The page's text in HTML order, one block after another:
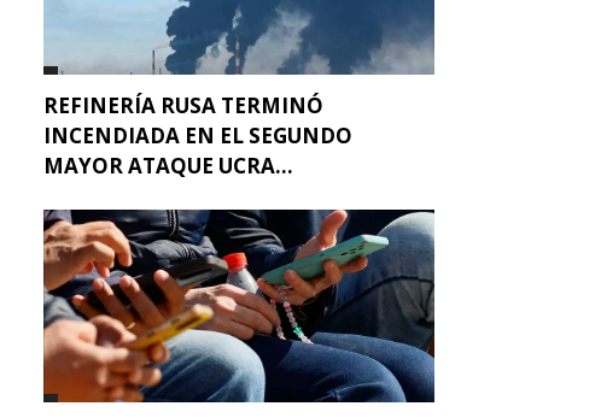
REFINERÍA RUSA TERMINÓ
INCENDIADA EN EL SEGUNDO
MAYOR ATAQUE UCRA...